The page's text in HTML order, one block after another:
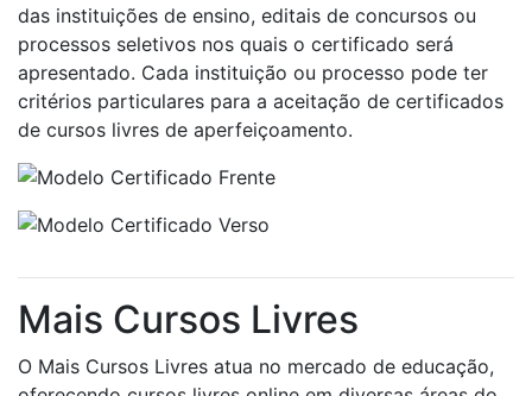
das instituições de ensino, editais de concursos ou
processos seletivos nos quais o certificado será
apresentado. Cada instituição ou processo pode ter
critérios particulares para a aceitação de certificados
de cursos livres de aperfeiçoamento.
Mais Cursos Livres
O Mais Cursos Livres atua no mercado de educação,